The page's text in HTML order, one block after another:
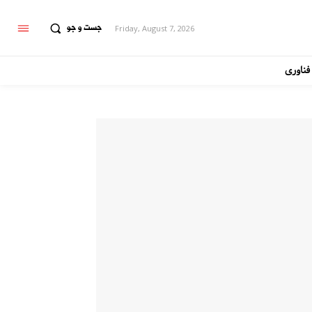
جست و جو Friday, August 7, 2026
فناوری